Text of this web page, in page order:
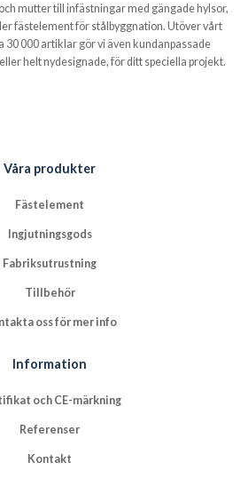
mutter till infästningar med gängade hylsor,
fästelement för stålbyggnation. Utöver vårt
30 000 artiklar gör vi även kundanpassade
helt nydesignade, för ditt speciella projekt.
Våra produkter
Fästelement
Ingjutningsgods
Fabriksutrustning
Tillbehör
oss för mer info
Information
och CE-märkning
Referenser
Kontakt